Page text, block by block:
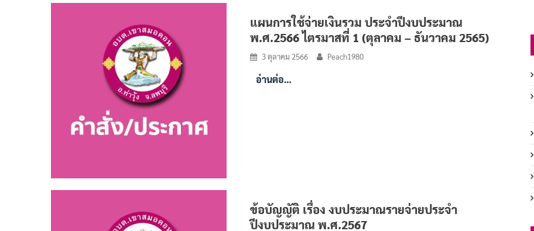
แผนการใช้จ่ายเงินรวม ประจำปีงบประมาณ
พ.ศ.2566 ไตรมาสที่ 1 (ตุลาคม – ธันวาคม 2565)
3 ตุลาคม 2566 Peach1980
อ่านต่อ…
ข้อบัญญัติ เรื่อง งบประมาณรายจ่ายประจำ
ปีงบประมาณ พ.ศ.2567